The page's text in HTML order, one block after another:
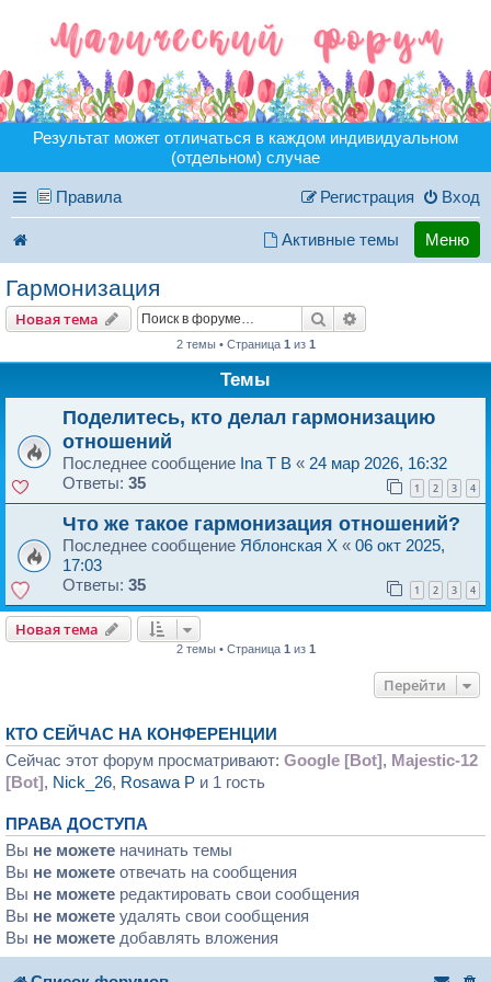
Результат может отличаться в каждом индивидуальном
(отдельном) случае
Правила Вход
Регистрация
Активные темы Меню
Гармонизация
Новая тема Поиск
2 темы • Страница 1 из 1
Темы
Поделитесь, кто делал гармонизацию
отношений
Последнее сообщение Ina T B « 24 мар 2026, 16:32
Ответы: 35 1 2 3 4
Что же такое гармонизация отношений?
Последнее сообщение Яблонская X « 06 окт 2025,
17:03
Ответы: 35 1 2 3 4
Новая тема
2 темы • Страница 1 из 1
Перейти
КТО СЕЙЧАС НА КОНФЕРЕНЦИИ
Сейчас этот форум просматривают: Google [Bot], Majestic-12
[Bot], Nick_26, Rosawa P и 1 гость
ПРАВА ДОСТУПА
Вы не можете начинать темы
Вы не можете отвечать на сообщения
Вы не можете редактировать свои сообщения
Вы не можете удалять свои сообщения
Вы не можете добавлять вложения